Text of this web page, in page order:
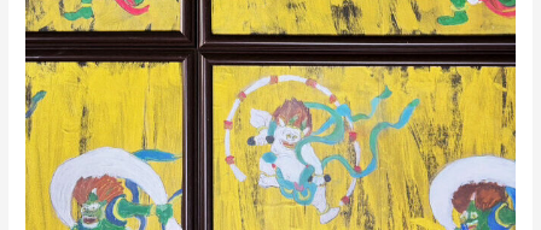
ART
PLATINUM